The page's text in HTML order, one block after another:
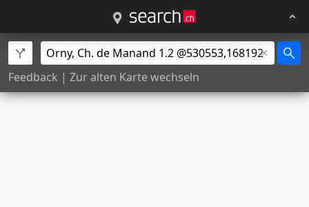
Feedback | Zur alten Karte wechseln